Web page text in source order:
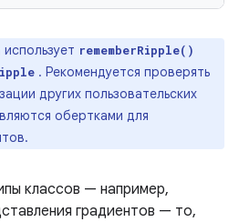
использует rememberRipple()
. Рекомендуется проверять
других пользовательских
обертками для
классов — например,
градиентов — то,